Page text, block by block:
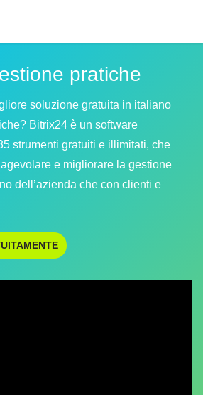
pratiche
soluzione gratuita in italiano
Bitrix24 è un software
strumenti gratuiti e illimitati, che
e migliorare la gestione
dell’azienda che con clienti e